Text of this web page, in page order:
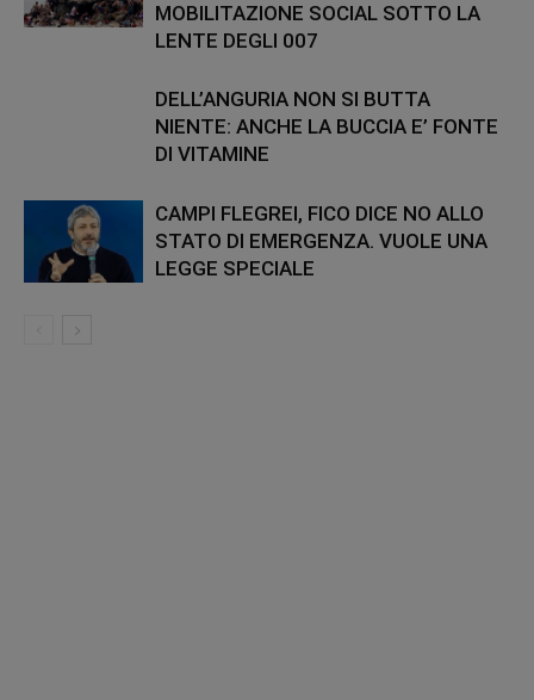
MOBILITAZIONE SOCIAL SOTTO LA
LENTE DEGLI 007
DELL’ANGURIA NON SI BUTTA
NIENTE: ANCHE LA BUCCIA E’ FONTE
DI VITAMINE
CAMPI FLEGREI, FICO DICE NO ALLO
STATO DI EMERGENZA. VUOLE UNA
LEGGE SPECIALE